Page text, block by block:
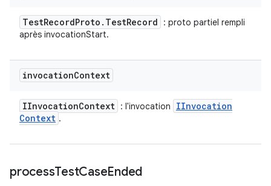
TestRecordProto . TestRecord
: proto partiel rempli
après invocationStart.
invocationContext
IInvocationContext : l'invocation
IInvocation
Context .
processTestCaseEnded